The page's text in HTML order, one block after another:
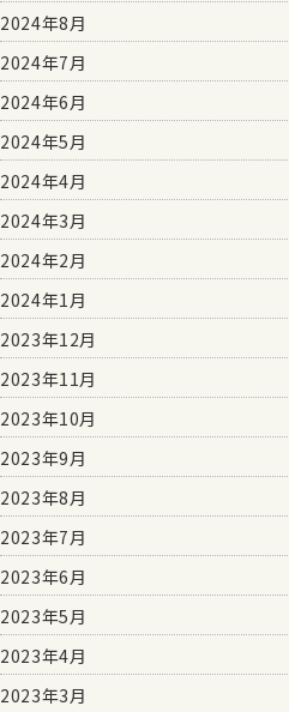
2024年8月
2024年7月
2024年6月
2024年5月
2024年4月
2024年3月
2024年2月
2024年1月
2023年12月
2023年11月
2023年10月
2023年9月
2023年8月
2023年7月
2023年6月
2023年5月
2023年4月
2023年3月